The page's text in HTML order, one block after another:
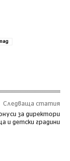
Следваща статия
за директори
и детски градини